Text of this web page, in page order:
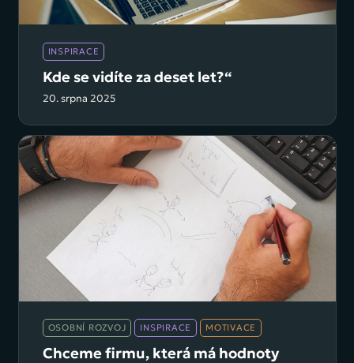
INSPIRACE
Kde se vidíte za deset let?“
20. srpna 2025
OSOBNÍ ROZVOJ INSPIRACE MOTIVACE
Chceme firmu, která má hodnoty